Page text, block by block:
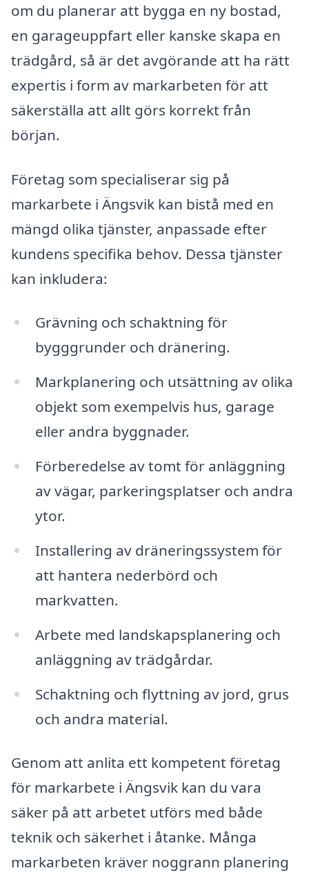
om du planerar att bygga en ny bostad,
en garageuppfart eller kanske skapa en
trädgård, så är det avgörande att ha rätt
expertis i form av markarbeten för att
säkerställa att allt görs korrekt från
början.
Företag som specialiserar sig på
markarbete i Ängsvik kan bistå med en
mängd olika tjänster, anpassade efter
kundens specifika behov. Dessa tjänster
kan inkludera:
Grävning och schaktning för
bygggrunder och dränering.
Markplanering och utsättning av olika
objekt som exempelvis hus, garage
eller andra byggnader.
Förberedelse av tomt för anläggning
av vägar, parkeringsplatser och andra
ytor.
Installering av dräneringssystem för
att hantera nederbörd och
markvatten.
Arbete med landskapsplanering och
anläggning av trädgårdar.
Schaktning och flyttning av jord, grus
och andra material.
Genom att anlita ett kompetent företag
för markarbete i Ängsvik kan du vara
säker på att arbetet utförs med både
teknik och säkerhet i åtanke. Många
markarbeten kräver noggrann planering